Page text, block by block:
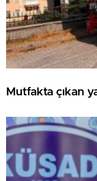
Mutfakta çıkan